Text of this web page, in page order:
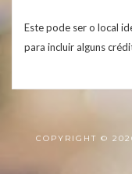
Este pode ser o local
para incluir alguns
COPYRIGHT ©